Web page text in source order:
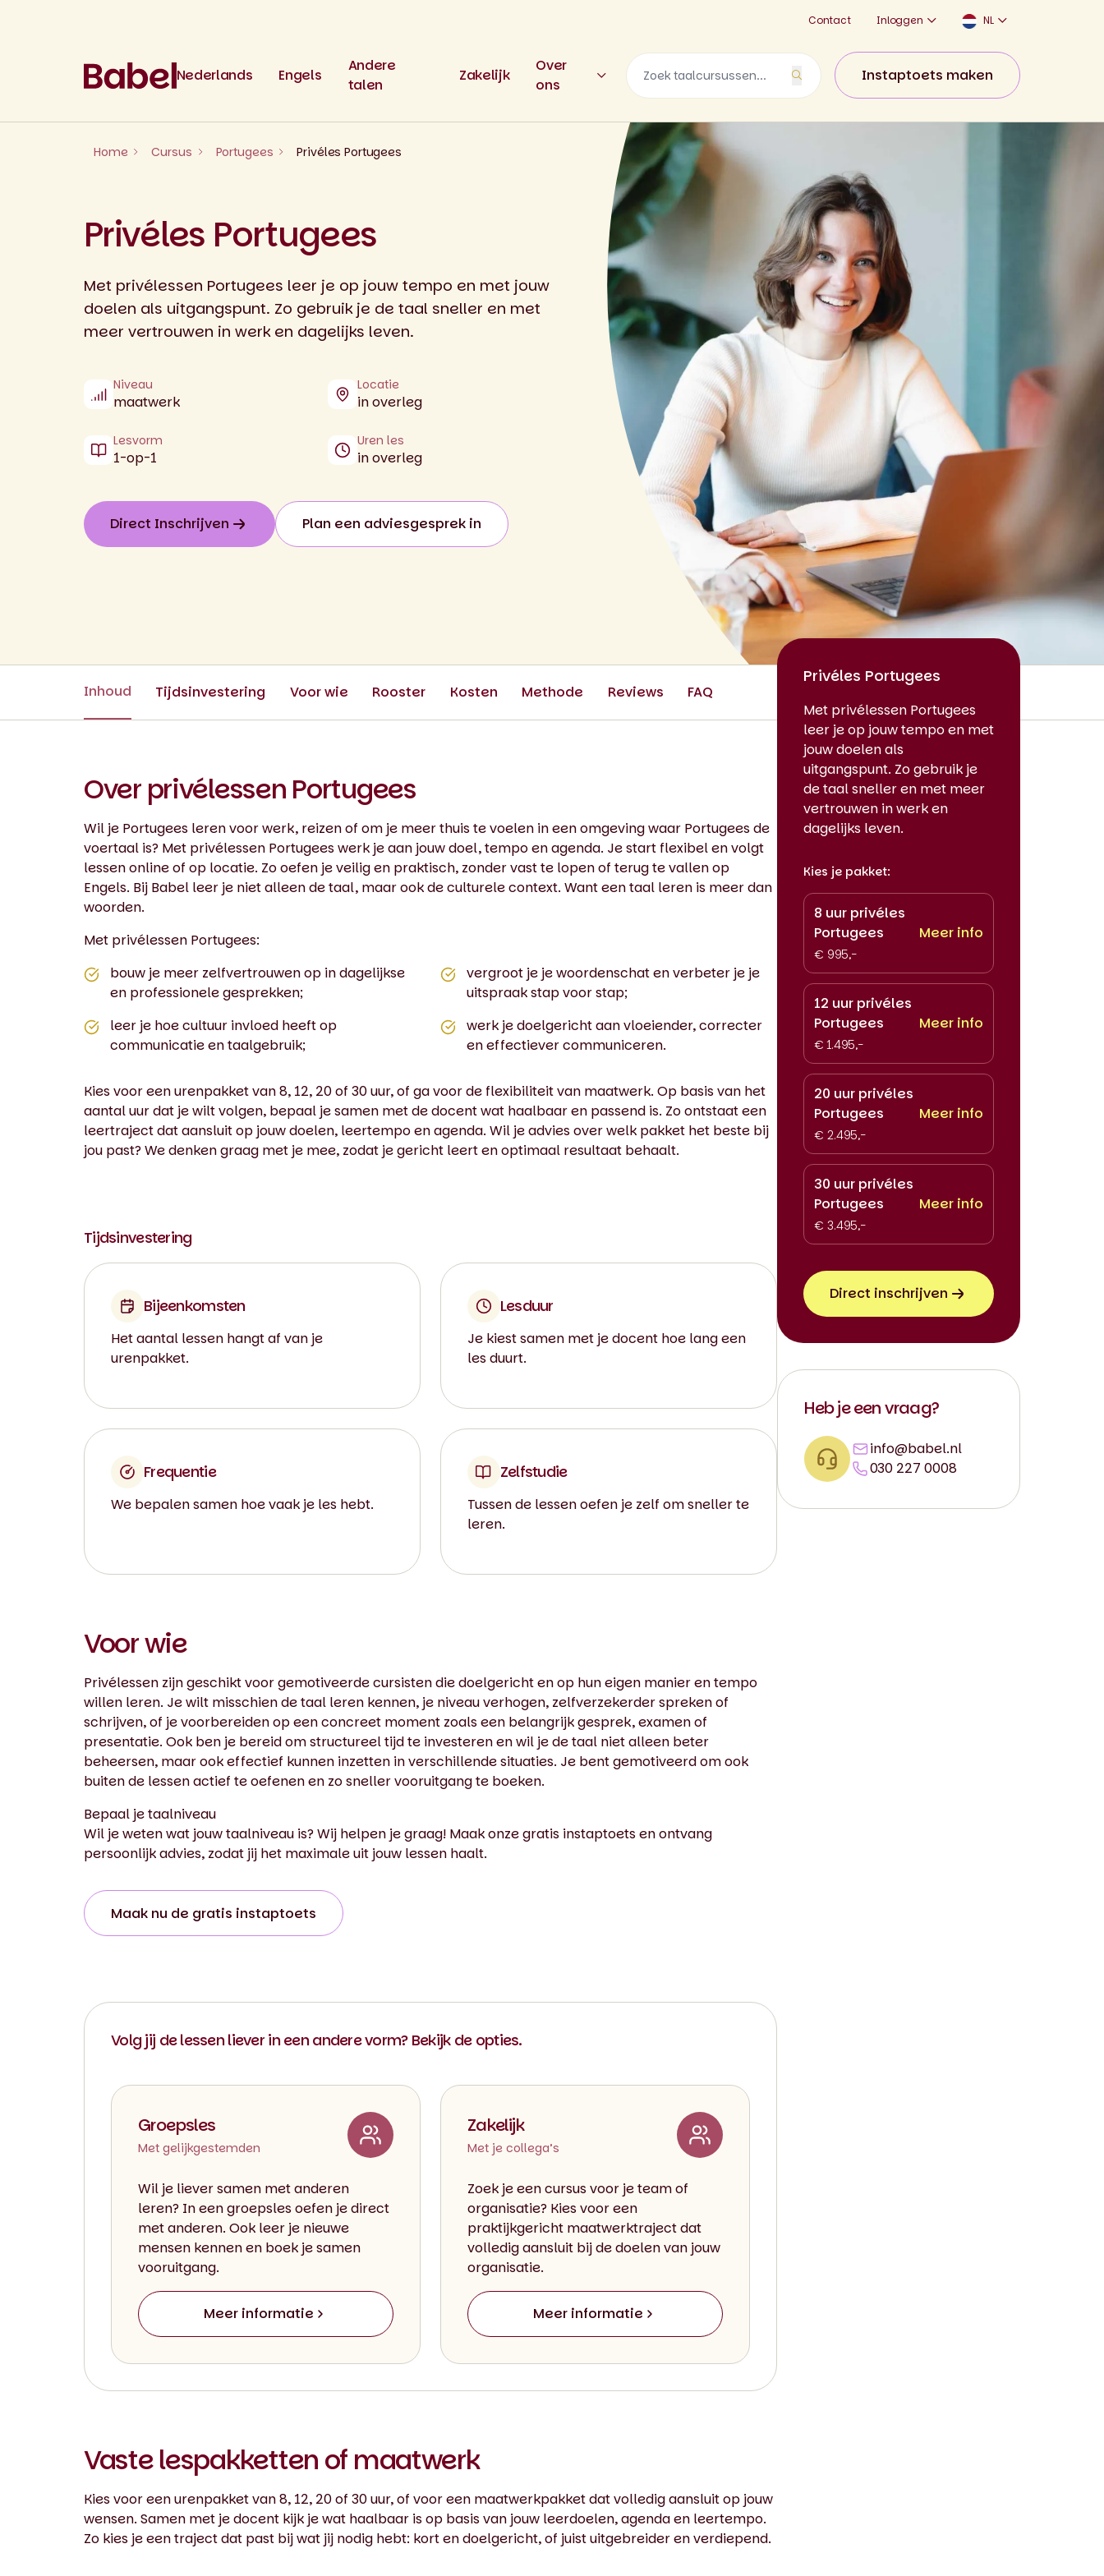
Contact Inloggen NL
Nederlands Engels
Andere
talen
Zakelijk
Over
ons
Instaptoets maken
Home Cursus Portugees Privéles Portugees
Privéles Portugees
Met privélessen Portugees leer je op jouw tempo en met jouw
doelen als uitgangspunt. Zo gebruik je de taal sneller en met
meer vertrouwen in werk en dagelijks leven.
Niveau
maatwerk
Locatie
in overleg
Lesvorm
1-op-1
Uren les
in overleg
Direct Inschrijven Plan een adviesgesprek in
Inhoud
Tijdsinvestering Voor wie Rooster Kosten Methode Reviews FAQ
Over privélessen Portugees
Wil je Portugees leren voor werk, reizen of om je meer thuis te voelen in een omgeving waar Portugees de
voertaal is? Met privélessen Portugees werk je aan jouw doel, tempo en agenda. Je start flexibel en volgt
lessen online of op locatie. Zo oefen je veilig en praktisch, zonder vast te lopen of terug te vallen op
Engels. Bij Babel leer je niet alleen de taal, maar ook de culturele context. Want een taal leren is meer dan
woorden.
Met privélessen Portugees:
bouw je meer zelfvertrouwen op in dagelijkse
en professionele gesprekken;
vergroot je je woordenschat en verbeter je je
uitspraak stap voor stap;
leer je hoe cultuur invloed heeft op
communicatie en taalgebruik;
werk je doelgericht aan vloeiender, correcter
en effectiever communiceren.
Kies voor een urenpakket van 8, 12, 20 of 30 uur, of ga voor de flexibiliteit van maatwerk. Op basis van het
aantal uur dat je wilt volgen, bepaal je samen met de docent wat haalbaar en passend is. Zo ontstaat een
leertraject dat aansluit op jouw doelen, leertempo en agenda. Wil je advies over welk pakket het beste bij
jou past? We denken graag met je mee, zodat je gericht leert en optimaal resultaat behaalt.
Tijdsinvestering
Bijeenkomsten
Het aantal lessen hangt af van je
urenpakket.
Lesduur
Je kiest samen met je docent hoe lang een
les duurt.
Frequentie
We bepalen samen hoe vaak je les hebt.
Zelfstudie
Tussen de lessen oefen je zelf om sneller te
leren.
Voor wie
Privélessen zijn geschikt voor gemotiveerde cursisten die doelgericht en op hun eigen manier en tempo
willen leren. Je wilt misschien de taal leren kennen, je niveau verhogen, zelfverzekerder spreken of
schrijven, of je voorbereiden op een concreet moment zoals een belangrijk gesprek, examen of
presentatie. Ook ben je bereid om structureel tijd te investeren en wil je de taal niet alleen beter
beheersen, maar ook effectief kunnen inzetten in verschillende situaties. Je bent gemotiveerd om ook
buiten de lessen actief te oefenen en zo sneller vooruitgang te boeken.
Bepaal je taalniveau
Wil je weten wat jouw taalniveau is? Wij helpen je graag! Maak onze gratis instaptoets en ontvang
persoonlijk advies, zodat jij het maximale uit jouw lessen haalt.
Maak nu de gratis instaptoets
Volg jij de lessen liever in een andere vorm? Bekijk de opties.
Groepsles
Met gelijkgestemden
Wil je liever samen met anderen
leren? In een groepsles oefen je direct
met anderen. Ook leer je nieuwe
mensen kennen en boek je samen
vooruitgang.
Meer informatie
Zakelijk
Met je collega’s
Zoek je een cursus voor je team of
organisatie? Kies voor een
praktijkgericht maatwerktraject dat
volledig aansluit bij de doelen van jouw
organisatie.
Meer informatie
Vaste lespakketten of maatwerk
Kies voor een urenpakket van 8, 12, 20 of 30 uur, of voor een maatwerkpakket dat volledig aansluit op jouw
wensen. Samen met je docent kijk je wat haalbaar is op basis van jouw leerdoelen, agenda en leertempo.
Zo kies je een traject dat past bij wat jij nodig hebt: kort en doelgericht, of juist uitgebreider en verdiepend.
Privéles Portugees
Met privélessen Portugees
leer je op jouw tempo en met
jouw doelen als
uitgangspunt. Zo gebruik je
de taal sneller en met meer
vertrouwen in werk en
dagelijks leven.
Kies je pakket:
8 uur privéles
Portugees
€ 995,-
Meer info
12 uur privéles
Portugees
€ 1.495,-
Meer info
20 uur privéles
Portugees
€ 2.495,-
Meer info
30 uur privéles
Portugees
€ 3.495,-
Meer info
Direct inschrijven
Heb je een vraag?
info@babel.nl
030 227 0008